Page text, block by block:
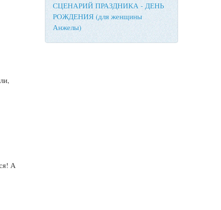
А
СЦЕНАРИЙ ПРАЗДНИКА - ДЕНЬ
РОЖДЕНИЯ (для женщины
Анжелы)